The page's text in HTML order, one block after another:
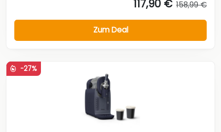
117,90 € 158,99 €
Zum Deal
-27%